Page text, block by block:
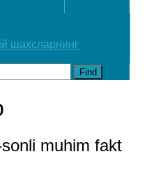
шахсларнинг
Find
muhim fakt